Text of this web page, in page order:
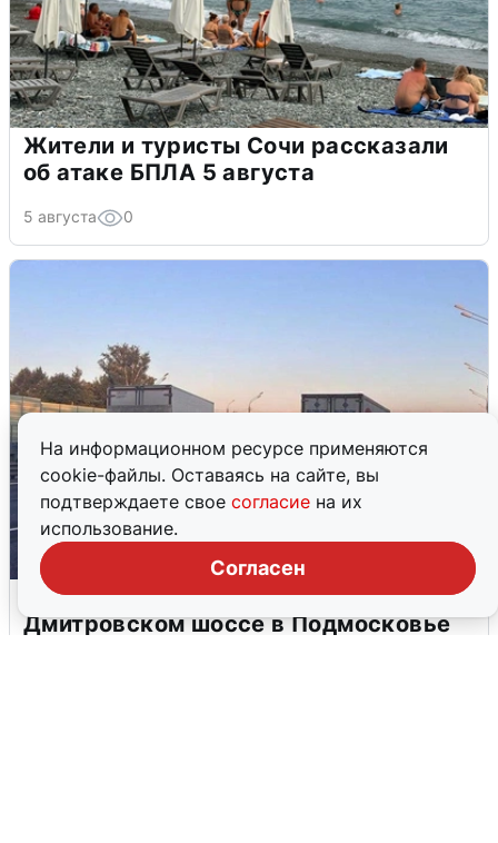
На информационном ресурсе применяются
cookie-файлы. Оставаясь на сайте, вы
подтверждаете свое согласие на их
использование.
Согласен
Жители и туристы Сочи рассказали
об атаке БПЛА 5 августа
5 августа 0
Пять машин столкнулись на
Дмитровском шоссе в Подмосковье